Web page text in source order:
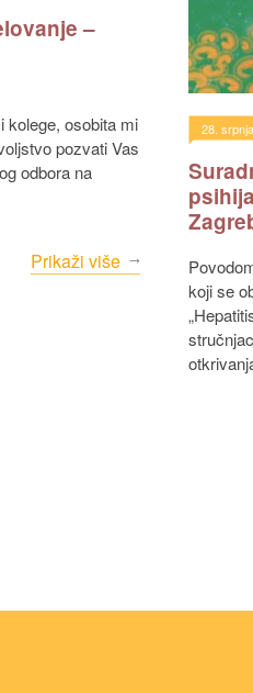
–
pozvati Vas
odbora na
Prikaži više
28.
Povodom Svjetskog dana hepatitisa,
koji se